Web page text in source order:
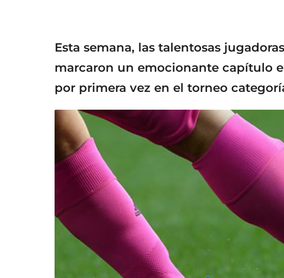
s
g
o
g
o
Esta semana, las talentosas
marcaron un emocionante capítulo
por primera vez en el torneo